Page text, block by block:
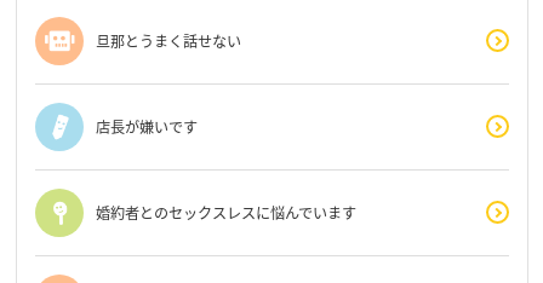
旦那とうまく話せない
店長が嫌いです
婚約者とのセックスレスに悩んでいます